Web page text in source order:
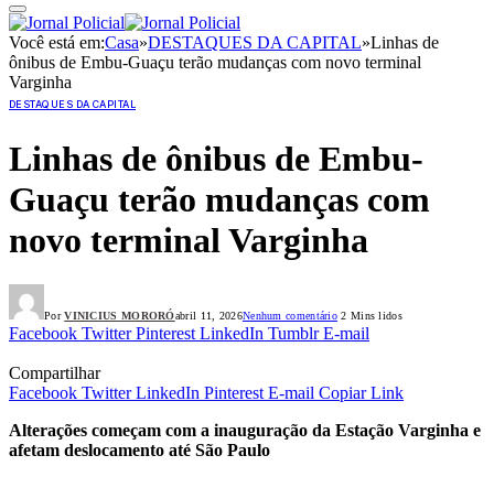
Você está em:Casa»DESTAQUES DA CAPITAL»Linhas de
ônibus de Embu-Guaçu terão mudanças com novo terminal
Varginha
DESTAQUES DA CAPITAL
Linhas de ônibus de Embu-
Guaçu terão mudanças com
novo terminal Varginha
Por VINICIUS MORORÓabril 11, 2026Nenhum comentário 2 Mins lidos
Facebook Twitter Pinterest LinkedIn Tumblr E-mail
Compartilhar
Facebook Twitter LinkedIn Pinterest E-mail Copiar Link
Alterações começam com a inauguração da Estação Varginha e
afetam deslocamento até São Paulo